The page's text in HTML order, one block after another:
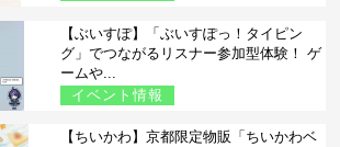
【ぶいすぽ】「ぶいすぽっ！タイピン
グ」でつながるリスナー参加型体験！ ゲ
ームや...
イベント情報
【ちいかわ】京都限定物販「ちいかわベ